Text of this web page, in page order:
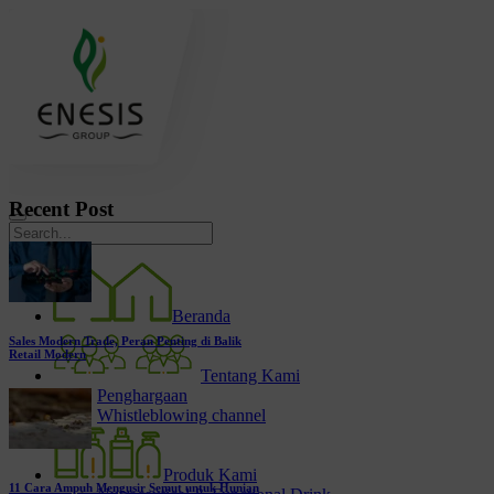
Beranda
Tentang Kami
Penghargaan
Whistleblowing channel
Produk Kami
Recent Post
Sales Modern Trade, Peran Penting di Balik
Retail Modern
11 Cara Ampuh Mengusir Semut untuk Hunian